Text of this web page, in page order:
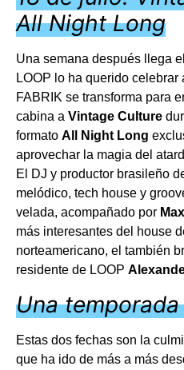
All Night Long
Una semana después llega
LOOP lo ha querido celebrar
FABRIK se transforma para
cabina a Vintage Culture
formato All Night Long
aprovechar la magia del
El DJ y productor brasileño
melódico, tech house y
velada, acompañado por
más interesantes del house
norteamericano, el también
residente de LOOP
Una
Estas dos fechas son la
que ha ido de más a más